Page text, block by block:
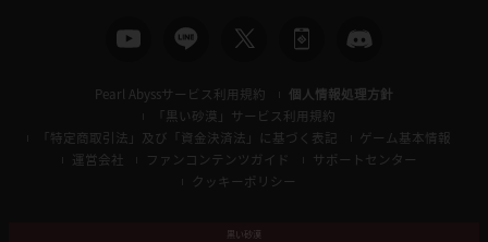
Pearl Abyssサービス利用規約
個人情報処理方針
「黒い砂漠」サービス利用規約
「特定商取引法」及び「資金決済法」に基づく表記
ゲーム基本情報
運営会社
ファンコンテンツガイド
サポートセンター
クッキーポリシー
黒い砂漠